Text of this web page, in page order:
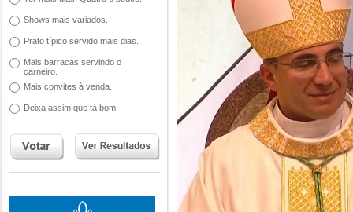
Shows mais variados.
Prato típico servido mais dias.
Mais barracas servindo o
carneiro.
Mais convites à venda.
Deixa assim que tá bom.